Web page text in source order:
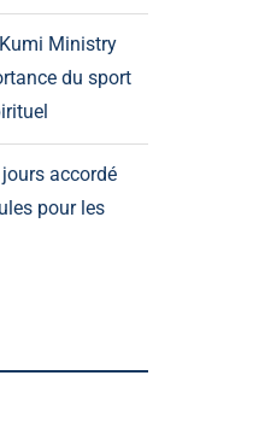
Ministry
du sport
accordé
pour les